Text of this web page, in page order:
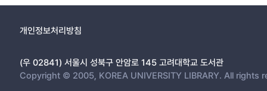
개인정보처리방침
(우 02841) 서울시 성북구 안암로 145 고려대학교 도서관
Copyright © 2005, KOREA UNIVERSITY LIBRARY. All rights